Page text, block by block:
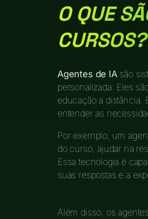
O QUE
CURSOS?
Agentes de IAsão
personalizada. Eles
educação a distância.
entender as
Por exemplo, um
do curso, ajudar na
Essa tecnologia é
suas respostas e a
Além disso, os